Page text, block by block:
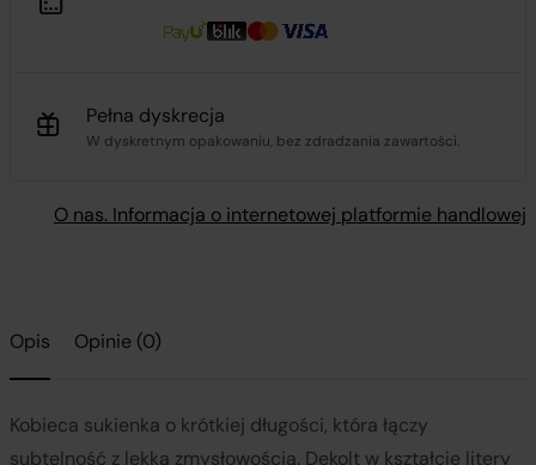
Pełna dyskrecja
W dyskretnym opakowaniu, bez zdradzania zawartości.
O nas. Informacja o internetowej platformie handlowej
Opis Opinie (0)
Kobieca sukienka o krótkiej długości, która łączy
subtelność z lekką zmysłowością. Dekolt w kształcie litery